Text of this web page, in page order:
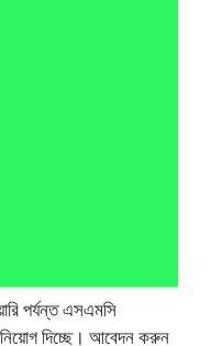
পর্যন্ত এসএমসি
নিয়োগ দিচ্ছে। আবেদন করুন